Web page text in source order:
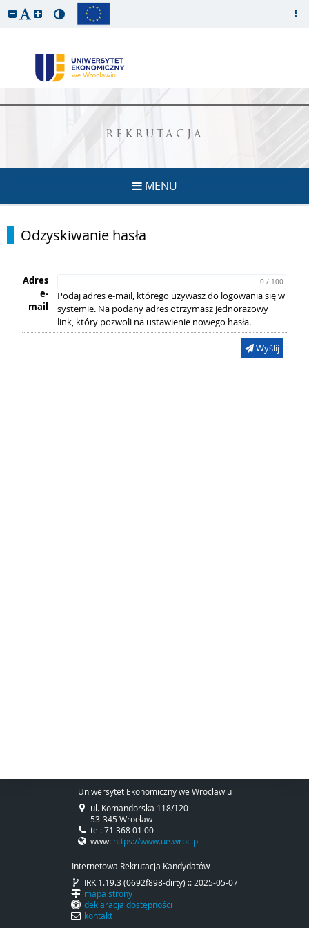
REKRUTACJA
MENU
Odzyskiwanie hasła
Adres
e-
mail
0 / 100
Podaj adres e-mail, którego używasz do logowania się w
systemie. Na podany adres otrzymasz jednorazowy
link, który pozwoli na ustawienie nowego hasła.
Wyślij
Uniwersytet Ekonomiczny we Wrocławiu
ul. Komandorska 118/120
53-345 Wrocław
tel: 71 368 01 00
www: https://www.ue.wroc.pl
Internetowa Rekrutacja Kandydatów
IRK 1.19.3 (0692f898-dirty) :: 2025-05-07
mapa strony
deklaracja dostępności
kontakt